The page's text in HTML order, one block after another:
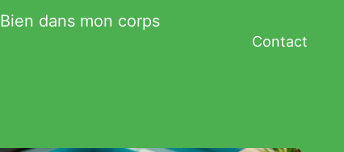
Bien dans mon corps
Contact